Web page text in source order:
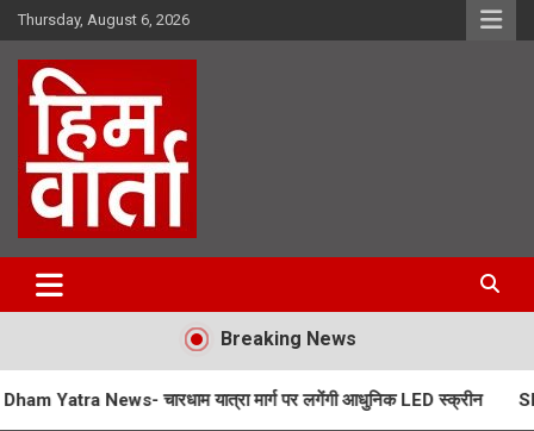
Skip
to
content
Thursday, August 6, 2026
Him Varta
Breaking News
चारधाम यात्रा मार्ग पर लगेंगी आधुनिक LED स्क्रीन SIR Notice- 19